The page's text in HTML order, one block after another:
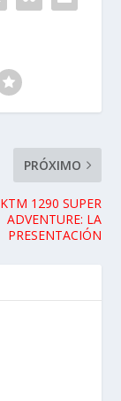
PRÓXIMO
1290 SUPER
ADVENTURE: LA
PRESENTACIÓN